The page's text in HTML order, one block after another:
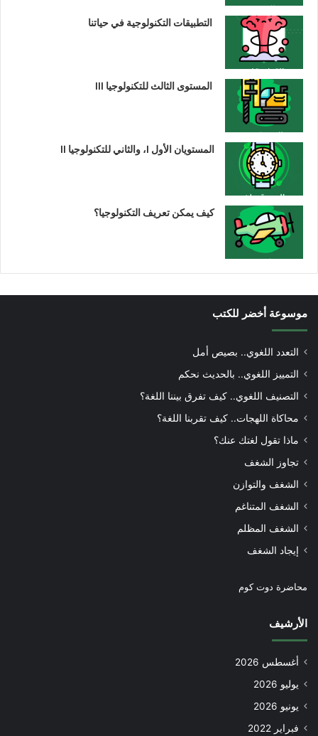
التطبيقات التكنولوجية في حياتنا
المستوى الثالث للتكنولوجيا III
المستويان الأول I، والثاني للتكنولوجيا II
كيف يمكن تعريف التكنولوجيا؟
موسوعة أخضر للكتب
التعدد اللغوي.. بصيص أمل
التمييز اللغوي.. بالحديث نحكم
التصنيف اللغوي.. كيف تفرق بيننا اللغة؟
محاكاة اللهجات.. كيف تقربنا اللغة؟
ماذا تقول لغتك عنك؟
تجاوز الشغف
الشغف والتوازن
الشغف المتناغم
الشغف المظلم
إيجاد الشغف
محاضرة دوت كوم
الأرشيف
أغسطس 2026
يوليو 2026
يونيو 2026
فبراير 2022